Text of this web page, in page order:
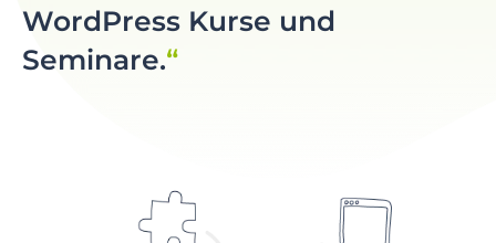
WordPress Kurse und
Seminare.